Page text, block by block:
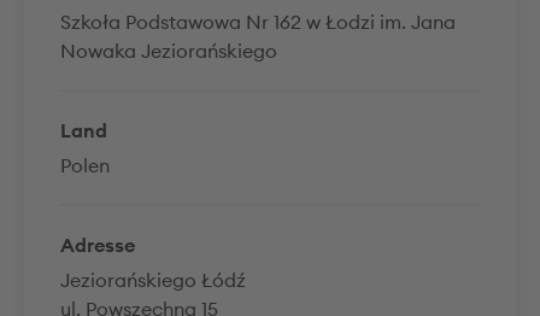
Szkoła Podstawowa Nr 162 w Łodzi im. Jana
Nowaka Jeziorańskiego
Land
Polen
Adresse
Jeziorańskiego Łódź
ul. Powszechna 15